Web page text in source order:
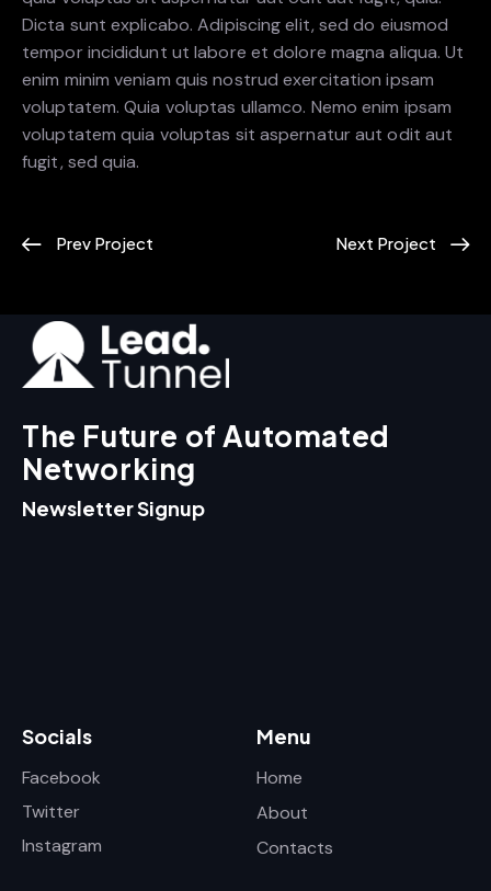
Dicta sunt explicabo. Adipiscing elit, sed do eiusmod
tempor incididunt ut labore et dolore magna aliqua. Ut
enim minim veniam quis nostrud exercitation ipsam
voluptatem. Quia voluptas ullamco. Nemo enim ipsam
voluptatem quia voluptas sit aspernatur aut odit aut
fugit, sed quia.
Prev Project Next Project
The Future of Automated
Networking
Newsletter Signup
Socials
Facebook
Twitter
Instagram
Menu
Home
About
Contacts